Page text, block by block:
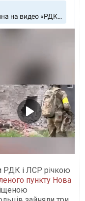
РДК і ЛСР річкою
пункту Нова